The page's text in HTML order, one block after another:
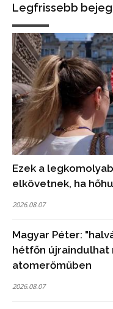
Legfrissebb
Ezek a
elkövetnek, ha
2026.08.07
Magyar Péter:
hétfőn újraindulhat
atomerőműben
2026.08.07